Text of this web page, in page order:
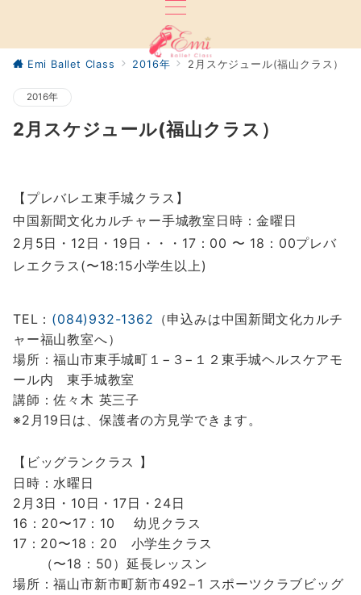
Emi Ballet Class 2016年 2月スケジュール(福山クラス）
2016年
2月スケジュール(福山クラス）
【プレバレエ東手城クラス】
中国新聞文化カルチャー手城教室日時：金曜日
2月5日・12日・19 日・・・ 17 ：00 〜 18 ：00プレバ
レエクラス(〜18:15小学生以上)
TEL ： (084)932-1362 （申込みは中国新聞文化カルチ
ャー福山教室へ）
場所：福山市東手城町１−３−１２東手城ヘルスケアモ
ール内 東手城教室
講師：佐々木 英三子
※2月19日は、保護者の方見学できます。
【ビッグランクラス 】
日時：水曜日
2月3日・10日・17日・24日
16：20〜17：10 幼児クラス
17：20〜18：20 小学生クラス
（〜18：50）延長レッスン
場所：福山市新市町新市492−1 スポーツクラブビッグ